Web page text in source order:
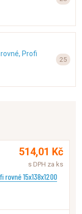
Profi
25
15x138x1200
514,01 Kč
s DPH za ks